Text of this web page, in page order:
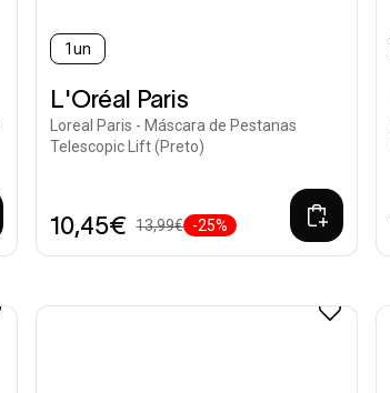
1un
L'Oréal Paris
Loreal Paris - Máscara de Pestanas
Telescopic Lift (Preto)
10,45€ 13,99€ -25%